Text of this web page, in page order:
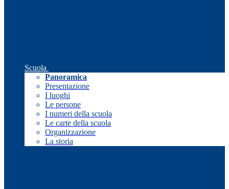
Scuola
Panoramica
Presentazione
I luoghi
Le persone
I numeri della scuola
Le carte della scuola
Organizzazione
La storia